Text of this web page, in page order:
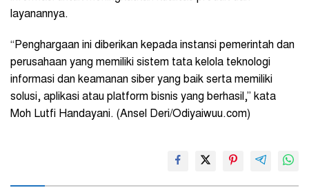
layanannya.
“Penghargaan ini diberikan kepada instansi pemerintah dan
perusahaan yang memiliki sistem tata kelola teknologi
informasi dan keamanan siber yang baik serta memiliki
solusi, aplikasi atau platform bisnis yang berhasil,” kata
Moh Lutfi Handayani. (Ansel Deri/Odiyaiwuu.com)